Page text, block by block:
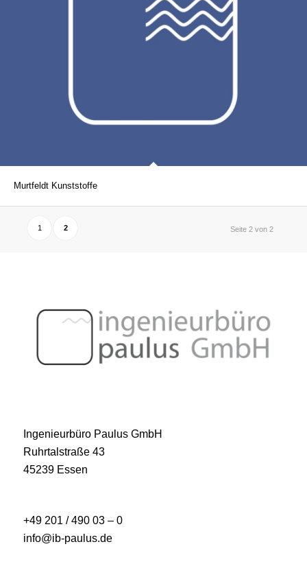
Murtfeldt Kunststoffe
Seite 2 von 2
1 2
Ingenieurbüro Paulus GmbH
Ruhrtalstraße 43
45239 Essen
+49 201 / 490 03 – 0
info@ib-paulus.de